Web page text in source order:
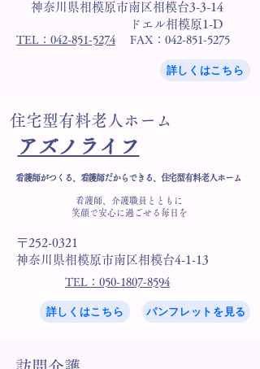
神奈川県相模原市南区相模台3-3-14
ドエル相模原1-D
TEL：042-851-5274 FAX：042-851-5275
詳しくはこちら
​住宅型有料老人ホーム
アズノライフ
看護師がつくる、看護師だからできる、住宅型有料老人ホーム
看護師、介護職員とともに
笑顔で安心に過ごせる毎日を
〒252-0321
神奈川県相模原市南区相模台4-1-13
TEL：050-1807-8594
詳しくはこちら パンフレットを見る